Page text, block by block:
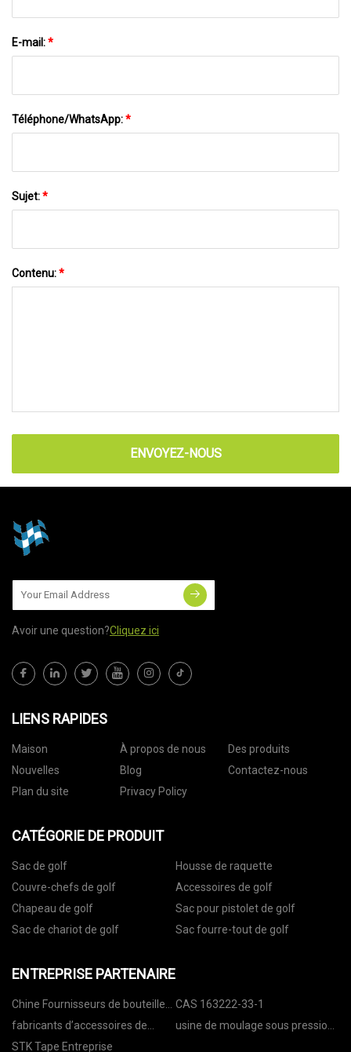
E-mail:*
Téléphone/WhatsApp:*
Sujet:*
Contenu:*
ENVOYEZ-NOUS
Avoir une question?Cliquez ici
LIENS RAPIDES
Maison À propos de nous
Des produits
Nouvelles
Blog
Contactez-nous
Plan du site
Privacy Policy
CATÉGORIE DE PRODUIT
Sac de golf
Housse de raquette
Couvre-chefs de golf
Accessoires de golf
Chapeau de golf
Sac pour pistolet de golf
Sac de chariot de golf
Sac fourre-tout de golf
ENTREPRISE PARTENAIRE
Chine Fournisseurs de bouteilles
d'eau en acier inoxydable
CAS 163222-33-1
fabricants d’accessoires de
supports de tuyaux
usine de moulage sous pression
STK Tape Entreprise